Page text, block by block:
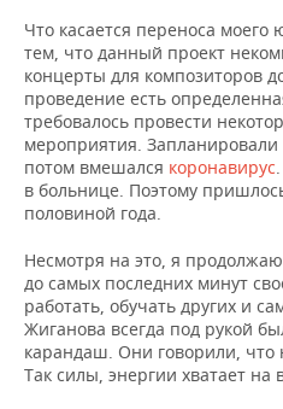
Что касается переноса моего
тем, что данный проект
концерты для композиторов
проведение есть
требовалось провести
мероприятия. Запланировали
потом вмешался коронавирус
в больнице. Поэтому
половиной года.
Несмотря на это, я
до самых последних минут
работать, обучать других и
Жиганова всегда под рукой
карандаш. Они говорили, что
Так силы, энергии хватает на